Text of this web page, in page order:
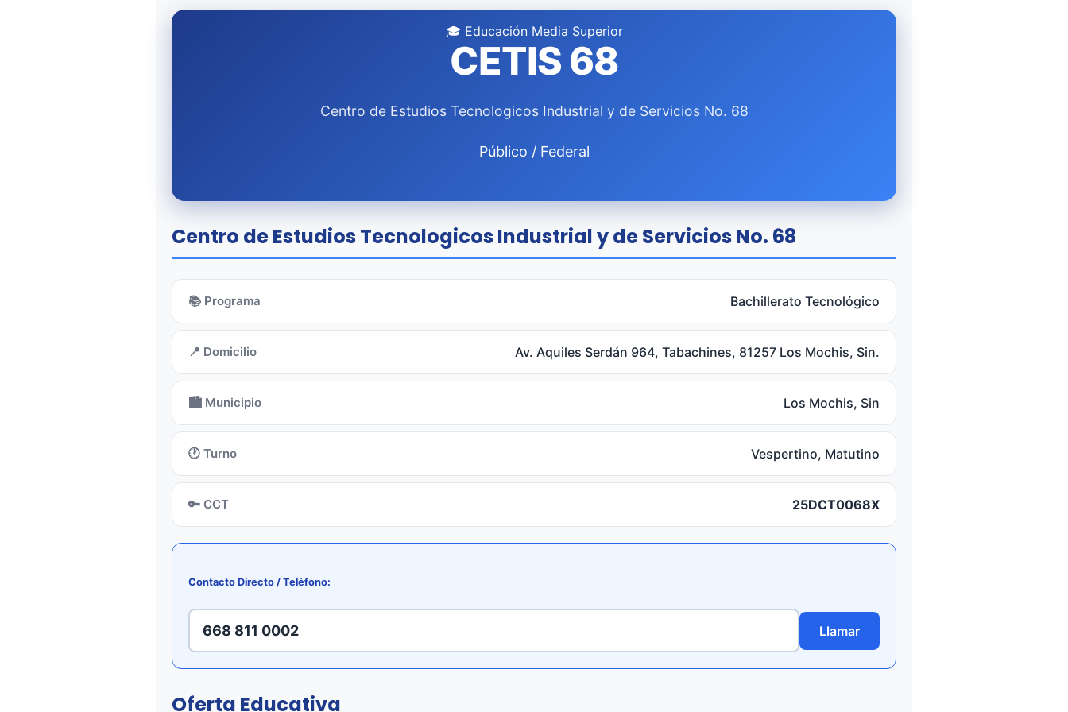
🎓 Educación Media Superior
CETIS 68
Centro de Estudios Tecnologicos Industrial y de Servicios No. 68
Público / Federal
Centro de Estudios Tecnologicos Industrial y de Servicios No. 68
📚 Programa Bachillerato Tecnológico
📍 Domicilio Av. Aquiles Serdán 964, Tabachines, 81257 Los Mochis, Sin.
🏙️ Municipio Los Mochis, Sin
🕐 Turno Vespertino, Matutino
🔑 CCT 25DCT0068X
Contacto Directo / Teléfono:
668 811 0002 Llamar
Oferta Educativa